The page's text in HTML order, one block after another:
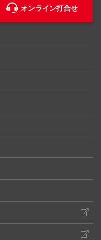
オンライン打合せ